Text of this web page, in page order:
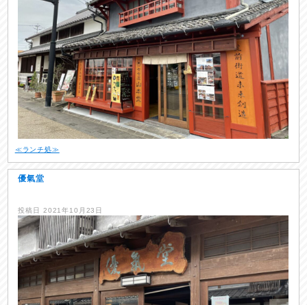
≪ランチ処≫
優氣堂
投稿日 2021年10月23日